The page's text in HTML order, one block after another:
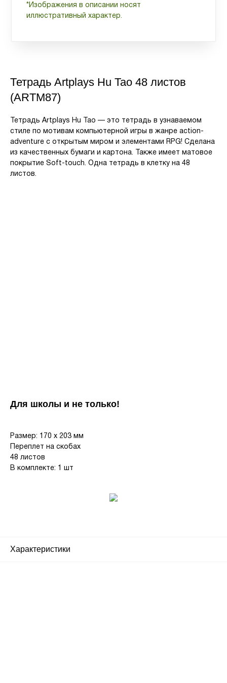
*Изображения в описании носят
иллюстративный характер.
Тетрадь Artplays Hu Tao 48 листов
(ARTM87)
Тетрадь Artplays Hu Tao — это тетрадь в узнаваемом
стиле по мотивам компьютерной игры в жанре action-
adventure с открытым миром и элементами RPG! Сделана
из качественных бумаги и картона. Также имеет матовое
покрытие Soft-touch. Одна тетрадь в клетку на 48
листов.
Для школы и не только!
Размер: 170 х 203 мм
Переплет на скобах
48 листов
В комплекте: 1 шт
Характеристики